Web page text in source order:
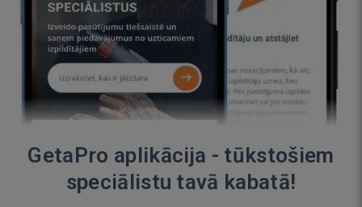
GetaPro aplikācija - tūkstošiem
speciālistu tavā kabatā!